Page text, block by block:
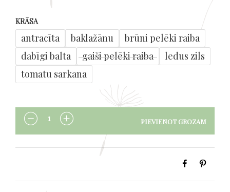
KRĀSA
antracīta baklažānu
brūni pelēki raiba
dabīgi balta
gaiši pelēki raiba
ledus zils
tomatu sarkana
DAUDZUMS PIEVIENOT GROZAM